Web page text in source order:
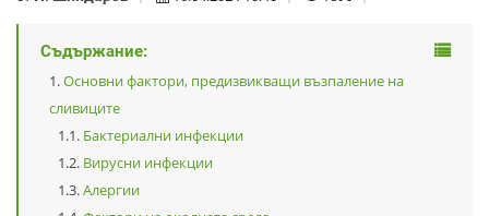
Съдържание:
Основни фактори, предизвикващи възпаление на
сливиците
Бактериални инфекции
Вирусни инфекции
Алергии